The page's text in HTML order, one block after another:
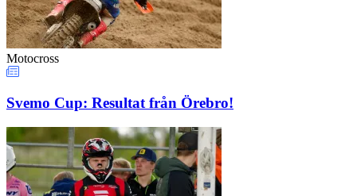
Motocross
Svemo Cup: Resultat från Örebro!